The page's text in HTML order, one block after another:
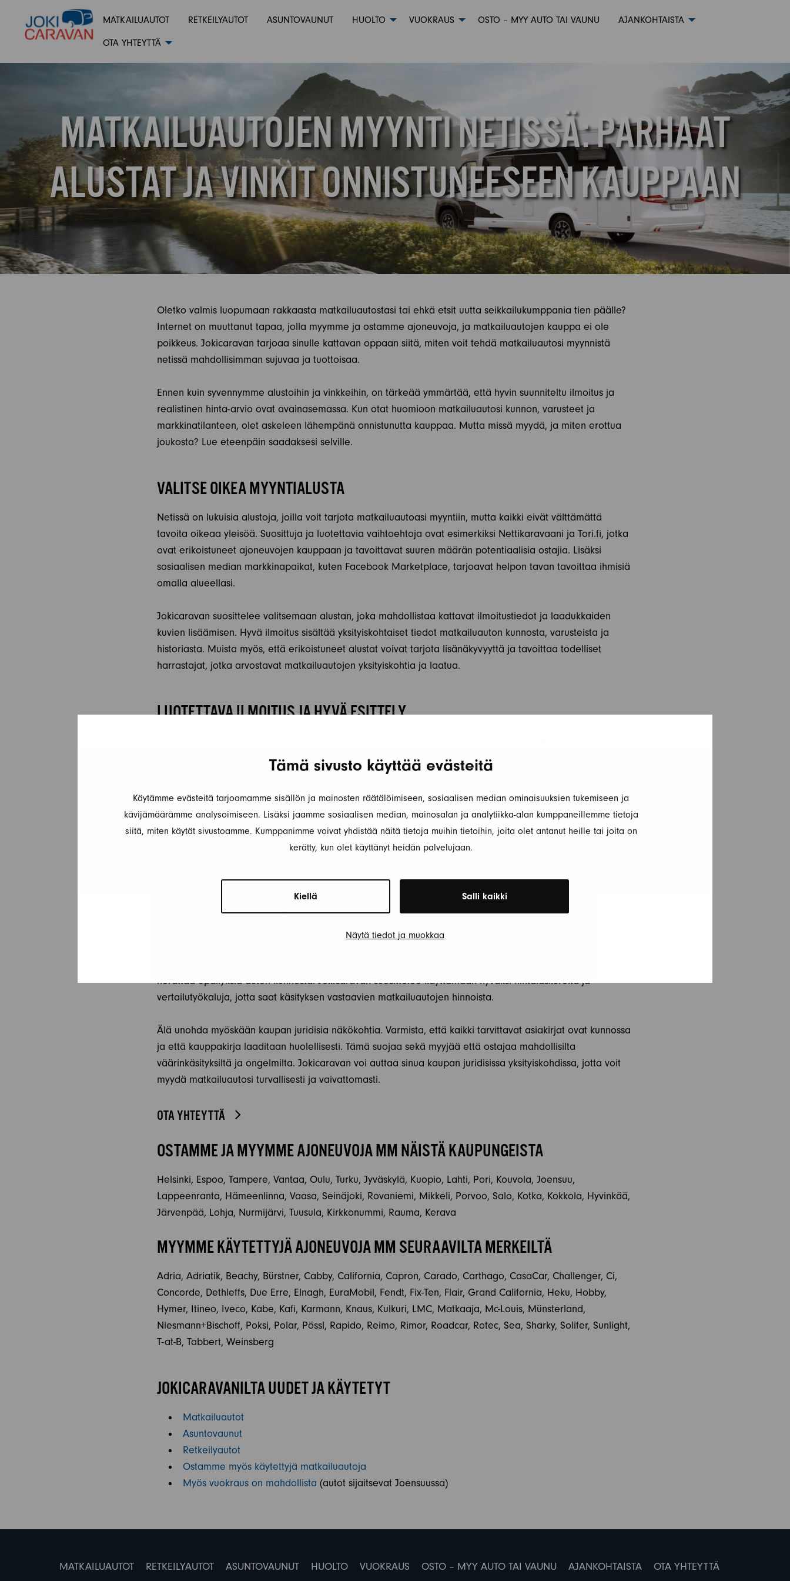
Tämä sivusto käyttää evästeitä
Käytämme evästeitä tarjoamamme sisällön ja mainosten räätälöimiseen, sosiaalisen median ominaisuuksien tukemiseen ja
kävijämäärämme analysoimiseen. Lisäksi jaamme sosiaalisen median, mainosalan ja analytiikka-alan kumppaneillemme tietoja
siitä, miten käytät sivustoamme. Kumppanimme voivat yhdistää näitä tietoja muihin tietoihin, joita olet antanut heille tai joita on
kerätty, kun olet käyttänyt heidän palvelujaan.
Kiellä Salli kaikki
Näytä tiedot ja muokkaa
MATKAILUAUTOT RETKEILYAUTOT ASUNTOVAUNUT HUOLTO VUOKRAUS OSTO – MYY AUTO TAI VAUNU AJANKOHTAISTA
OTA YHTEYTTÄ
MATKAILUAUTOJEN MYYNTI NETISSÄ: PARHAAT
ALUSTAT JA VINKIT ONNISTUNEESEEN KAUPPAAN
Oletko valmis luopumaan rakkaasta matkailuautostasi tai ehkä etsit uutta seikkailukumppania tien päälle?
Internet on muuttanut tapaa, jolla myymme ja ostamme ajoneuvoja, ja matkailuautojen kauppa ei ole
poikkeus. Jokicaravan tarjoaa sinulle kattavan oppaan siitä, miten voit tehdä matkailuautosi myynnistä
netissä mahdollisimman sujuvaa ja tuottoisaa.
Ennen kuin syvennymme alustoihin ja vinkkeihin, on tärkeää ymmärtää, että hyvin suunniteltu ilmoitus ja
realistinen hinta-arvio ovat avainasemassa. Kun otat huomioon matkailuautosi kunnon, varusteet ja
markkinatilanteen, olet askeleen lähempänä onnistunutta kauppaa. Mutta missä myydä, ja miten erottua
joukosta? Lue eteenpäin saadaksesi selville.
VALITSE OIKEA MYYNTIALUSTA
Netissä on lukuisia alustoja, joilla voit tarjota matkailuautoasi myyntiin, mutta kaikki eivät välttämättä
tavoita oikeaa yleisöä. Suosittuja ja luotettavia vaihtoehtoja ovat esimerkiksi Nettikaravaani ja Tori.fi, jotka
ovat erikoistuneet ajoneuvojen kauppaan ja tavoittavat suuren määrän potentiaalisia ostajia. Lisäksi
sosiaalisen median markkinapaikat, kuten Facebook Marketplace, tarjoavat helpon tavan tavoittaa ihmisiä
omalla alueellasi.
Jokicaravan suosittelee valitsemaan alustan, joka mahdollistaa kattavat ilmoitustiedot ja laadukkaiden
kuvien lisäämisen. Hyvä ilmoitus sisältää yksityiskohtaiset tiedot matkailuauton kunnosta, varusteista ja
historiasta. Muista myös, että erikoistuneet alustat voivat tarjota lisänäkyvyyttä ja tavoittaa todelliset
harrastajat, jotka arvostavat matkailuautojen yksityiskohtia ja laatua.
LUOTETTAVA ILMOITUS JA HYVÄ ESITTELY
selkeät ja monipuoliset kuvat ovat ehdottoman tärkeitä. Kuvaa matkailuautoa eri kulmista ja varmista, että
myös sisätilat tulevat hyvin esille. Kuvien lisäksi tarkka ja rehellinen kuvaus auton kunnosta, huolloista ja
Jokicaravan neuvoo olemaan yhteydessä potentiaalisiin ostajiin nopeasti ja ammattimaisesti. Varaudu
vastaamaan kysymyksiin ja ole valmis järjestämään näyttöjä. Hyvä esittely ja avoin kommunikaatio voivat
olla ratkaisevia tekijöitä kaupanteossa. Muista myös, että hyvin hoidettu kauppa voi johtaa suosituksiin ja
VINKKEJÄ ONNISTUNEESEEN KAUPPAAN
herättää epäilyksiä auton kunnosta. Jokicaravan suosittelee käyttämään hyväksi hintalaskureita ja
vertailutyökaluja, jotta saat käsityksen vastaavien matkailuautojen hinnoista.
Älä unohda myöskään kaupan juridisia näkökohtia. Varmista, että kaikki tarvittavat asiakirjat ovat kunnossa
ja että kauppakirja laaditaan huolellisesti. Tämä suojaa sekä myyjää että ostajaa mahdollisilta
väärinkäsityksiltä ja ongelmilta. Jokicaravan voi auttaa sinua kaupan juridisissa yksityiskohdissa, jotta voit
myydä matkailuautosi turvallisesti ja vaivattomasti.
OTA YHTEYTTÄ
OSTAMME JA MYYMME AJONEUVOJA MM NÄISTÄ KAUPUNGEISTA
Helsinki, Espoo, Tampere, Vantaa, Oulu, Turku, Jyväskylä, Kuopio, Lahti, Pori, Kouvola, Joensuu,
Lappeenranta, Hämeenlinna, Vaasa, Seinäjoki, Rovaniemi, Mikkeli, Porvoo, Salo, Kotka, Kokkola, Hyvinkää,
Järvenpää, Lohja, Nurmijärvi, Tuusula, Kirkkonummi, Rauma, Kerava
MYYMME KÄYTETTYJÄ AJONEUVOJA MM SEURAAVILTA MERKEILTÄ
Adria, Adriatik, Beachy, Bürstner, Cabby, California, Capron, Carado, Carthago, CasaCar, Challenger, Ci,
Concorde, Dethleffs, Due Erre, Elnagh, EuraMobil, Fendt, Fix-Ten, Flair, Grand California, Heku, Hobby,
Hymer, Itineo, Iveco, Kabe, Kafi, Karmann, Knaus, Kulkuri, LMC, Matkaaja, Mc-Louis, Münsterland,
Niesmann+Bischoff, Poksi, Polar, Pössl, Rapido, Reimo, Rimor, Roadcar, Rotec, Sea, Sharky, Solifer, Sunlight,
T-at-B, Tabbert, Weinsberg
JOKICARAVANILTA UUDET JA KÄYTETYT
Matkailuautot
Asuntovaunut
Retkeilyautot
Ostamme myös käytettyjä matkailuautoja
Myös vuokraus on mahdollista (autot sijaitsevat Joensuussa)
MATKAILUAUTOT RETKEILYAUTOT ASUNTOVAUNUT HUOLTO VUOKRAUS OSTO – MYY AUTO TAI VAUNU AJANKOHTAISTA OTA YHTEYTTÄ